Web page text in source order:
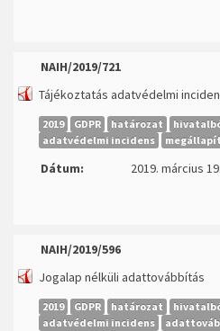
NAIH/2019/721
Tájékoztatás adatvédelmi
2019 GDPR határozat
adatvédelmi incidens
Dátum:
2019. március 19.
NAIH/2019/596
Jogalap nélküli adattovábbítás
2019 GDPR határozat
adatvédelmi incidens